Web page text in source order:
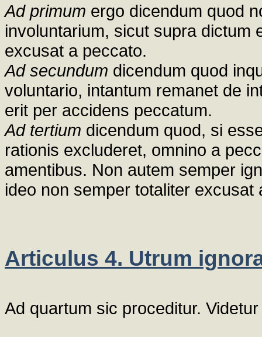
Ad primum ergo dicendum quod
involuntarium, sicut supra dictum
excusat a peccato.
Ad secundum dicendum quod
voluntario, intantum remanet de
erit per accidens peccatum.
Ad tertium dicendum quod, si
rationis excluderet, omnino a
amentibus. Non autem semper
ideo non semper totaliter excusat
Articulus 4. Utrum
Ad quartum sic proceditur.